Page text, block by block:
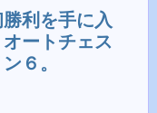
利を手に入
ートチェス
６。